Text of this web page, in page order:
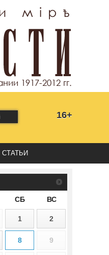
16+
СТАТЬИ
СБ ВС
1 2
8 9